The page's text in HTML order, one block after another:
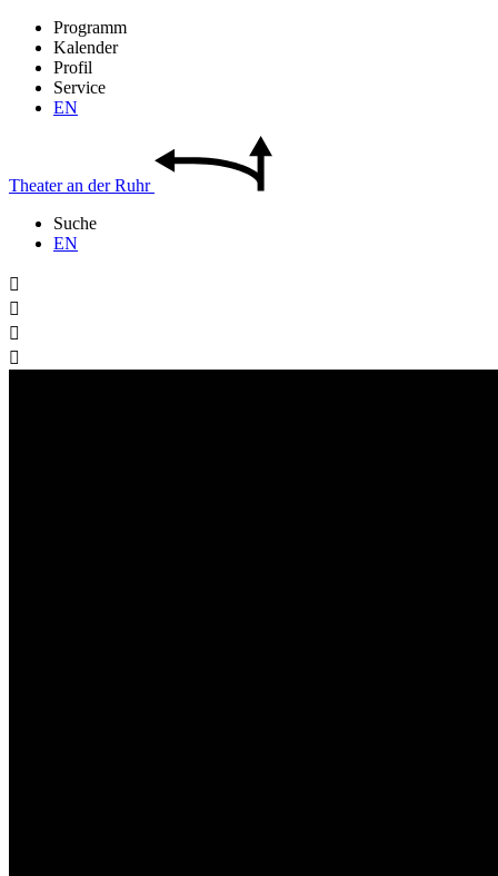
Programm
Kalender
Profil
Service
EN
Theateran derRuhr
Suche
EN



